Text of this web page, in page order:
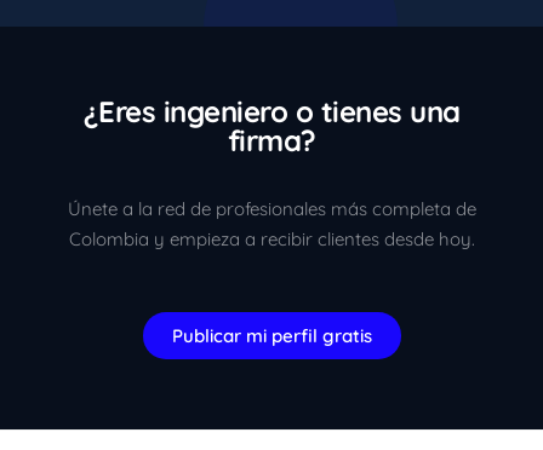
¿Eres ingeniero o tienes una
firma?
Únete a la red de profesionales más completa de
Colombia y empieza a recibir clientes desde hoy.
Publicar mi perfil gratis